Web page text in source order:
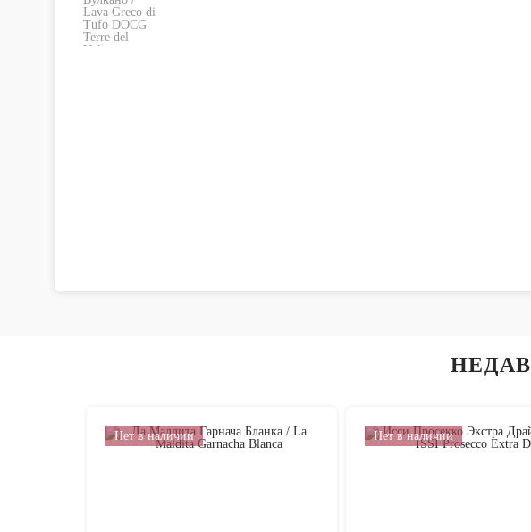
Нет в наличии Нет в наличии